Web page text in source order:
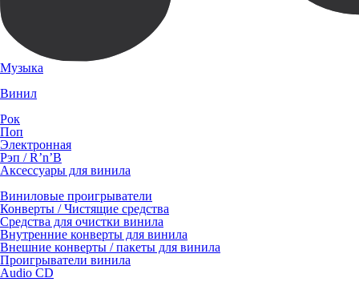
Музыка
Винил
Рок
Поп
Электронная
Рэп / R’n’B
Аксессуары для винила
Виниловые проигрыватели
Конверты / Чистящие средства
Средства для очистки винила
Внутренние конверты для винила
Внешние конверты / пакеты для винила
Проигрыватели винила
Audio CD